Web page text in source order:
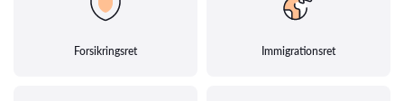
Forsikringsret Immigrationsret